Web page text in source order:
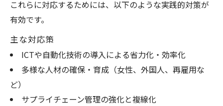
これらに対応するためには、以下のような実践的対策が
有効です。
主な対応策
ICTや自動化技術の導入による省力化・効率化
多様な人材の確保・育成（女性、外国人、再雇用な
ど）
サプライチェーン管理の強化と複線化